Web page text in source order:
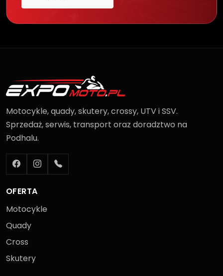
Motocykle, quady, skutery, crossy, UTV i SSV.
Sprzedaż, serwis, transport oraz doradztwo na
Podhalu.
OFERTA
Motocykle
Quady
Cross
Skutery